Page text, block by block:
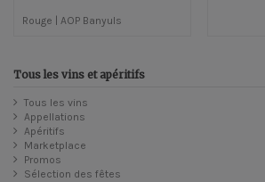
Rouge | AOP Banyuls
Tous les vins et apéritifs
Tous les vins
Appellations
Apéritifs
Marketplace
Promos
Sélection des fêtes